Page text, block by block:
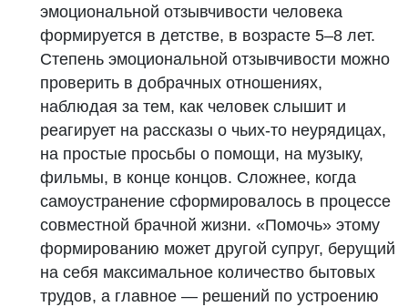
эмоциональной отзывчивости человека
формируется в детстве, в возрасте 5–8 лет.
Степень эмоциональной отзывчивости можно
проверить в добрачных отношениях,
наблюдая за тем, как человек слышит и
реагирует на рассказы о чьих-то неурядицах,
на простые просьбы о помощи, на музыку,
фильмы, в конце концов. Сложнее, когда
самоустранение сформировалось в процессе
совместной брачной жизни. «Помочь» этому
формированию может другой супруг, берущий
на себя максимальное количество бытовых
трудов, а главное — решений по устроению